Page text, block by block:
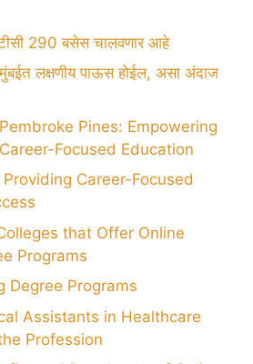
290 बसेस चालवणार आहे
लक्षणीय पाऊस होईल, असा अंदाज
Pines: Empowering
Focused Education
Career-Focused
that Offer Online
Programs
Degree Programs
Assistants in Healthcare
Profession